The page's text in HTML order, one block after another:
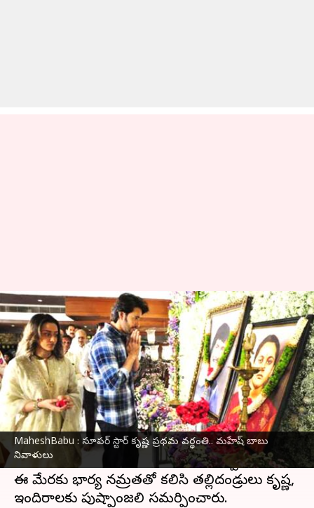
MaheshBabu : సూపర్ స్టార్ కృష్ణ ప్రథమ వర్ధంతి.. మహేష్ బాబు
నివాళులు
MaheshBabu : సూపర్ స్టార్ కృష్ణ
ప్రథమ వర్ధంతి.. మహేష్ బాబు
నివాళులు
వ్రాసిన వారు TEJAVYAS BESTHA Nov 15, 2023 06:09 pm
ఈ వార్తాకథనం ఏంటి
తెలుగు సూపర్ స్టార్ కృష్ణ ప్రథమ వర్ధంతి సందర్భంగా
తనయుడుమహేష్ బాబునివాళులు అర్పించారు.
ఈ మేరకు భార్య నమ్రతతో కలిసి తల్లిదండ్రులు కృష్ణ,